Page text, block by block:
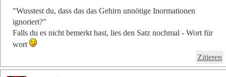
"Wusstest du, dass das das Gehirn unnötige Inormationen
ignoriert?"
Falls du es nicht bemerkt hast, lies den Satz nochmal - Wort für
wort
Zitieren